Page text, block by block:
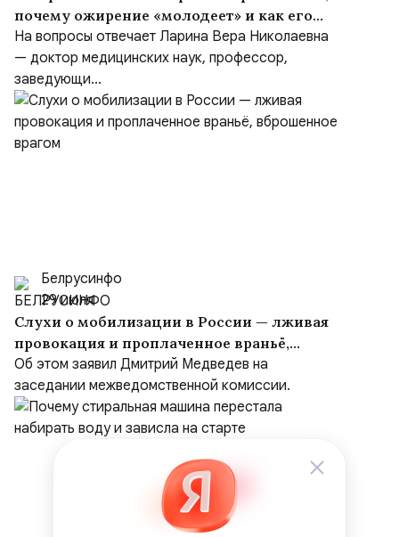
почему ожирение «молодеет» и как его
предотвра
На вопросы отвечает Ларина Вера Николаевна
— доктор медицинских наук, профессор,
заведующи...
Белрусинфо
29 июля
Слухи о мобилизации в России — лживая
провокация и проплаченное враньё,
вброшенное врагом
Об этом заявил Дмитрий Медведев на
заседании межведомственной комиссии.